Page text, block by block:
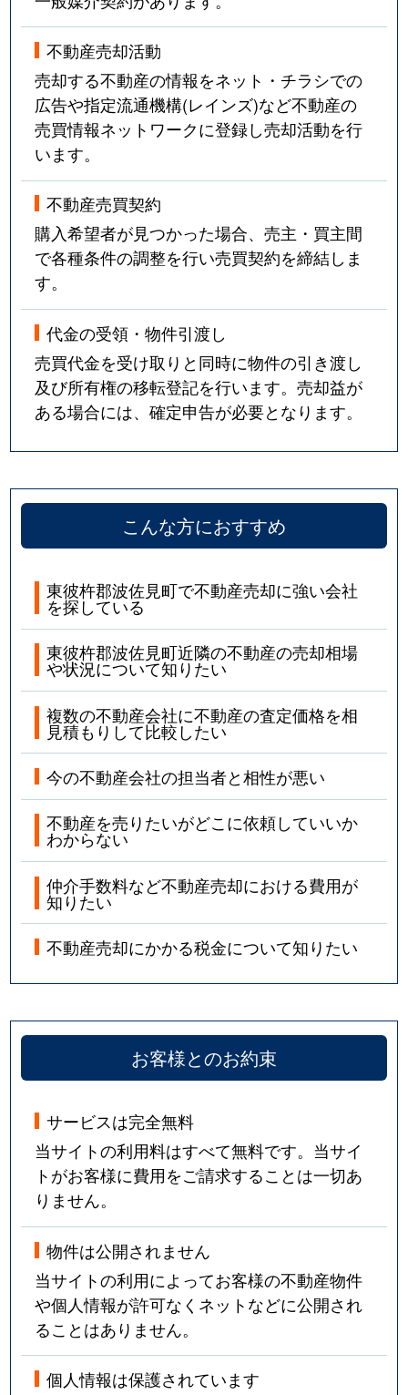
不動産売却活動
売却する不動産の情報をネット・チラシでの
広告や指定流通機構(レインズ)など不動産の
売買情報ネットワークに登録し売却活動を行
います。
不動産売買契約
購入希望者が見つかった場合、売主・買主間
で各種条件の調整を行い売買契約を締結しま
す。
代金の受領・物件引渡し
売買代金を受け取りと同時に物件の引き渡し
及び所有権の移転登記を行います。売却益が
ある場合には、確定申告が必要となります。
こんな方におすすめ
東彼杵郡波佐見町で不動産売却に強い会社
を探している
東彼杵郡波佐見町近隣の不動産の売却相場
や状況について知りたい
複数の不動産会社に不動産の査定価格を相
見積もりして比較したい
今の不動産会社の担当者と相性が悪い
不動産を売りたいがどこに依頼していいか
わからない
仲介手数料など不動産売却における費用が
知りたい
不動産売却にかかる税金について知りたい
お客様とのお約束
サービスは完全無料
当サイトの利用料はすべて無料です。当サイ
トがお客様に費用をご請求することは一切あ
りません。
物件は公開されません
当サイトの利用によってお客様の不動産物件
や個人情報が許可なくネットなどに公開され
ることはありません。
個人情報は保護されています